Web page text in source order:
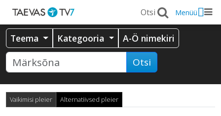
Menüü
Teema Kategooria A-Ö nimekiri
Otsi
Vaikimisi pleier Alternatiivsed pleier